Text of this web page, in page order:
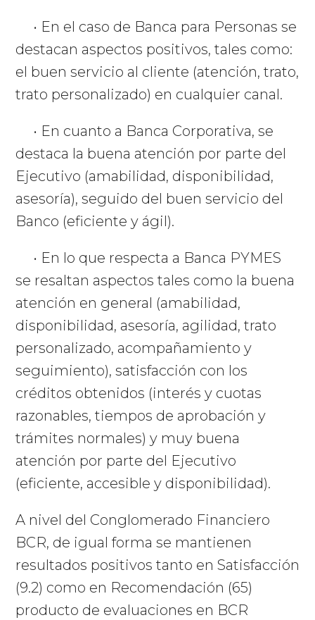
• En el caso de Banca para Personas se
destacan aspectos positivos, tales como:
el buen servicio al cliente (atención, trato,
trato personalizado) en cualquier canal.
• En cuanto a Banca Corporativa, se
destaca la buena atención por parte del
Ejecutivo (amabilidad, disponibilidad,
asesoría), seguido del buen servicio del
Banco (eficiente y ágil).
• En lo que respecta a Banca PYMES
se resaltan aspectos tales como la buena
atención en general (amabilidad,
disponibilidad, asesoría, agilidad, trato
personalizado, acompañamiento y
seguimiento), satisfacción con los
créditos obtenidos (interés y cuotas
razonables, tiempos de aprobación y
trámites normales) y muy buena
atención por parte del Ejecutivo
(eficiente, accesible y disponibilidad).
A nivel del Conglomerado Financiero
BCR, de igual forma se mantienen
resultados positivos tanto en Satisfacción
(9.2) como en Recomendación (65)
producto de evaluaciones en BCR